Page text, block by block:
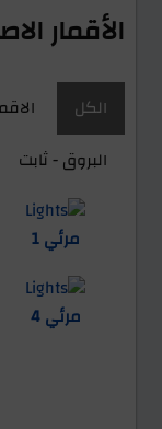
الأقمار
الكل
البروق - ثابت
مرئي 1
مرئي 4